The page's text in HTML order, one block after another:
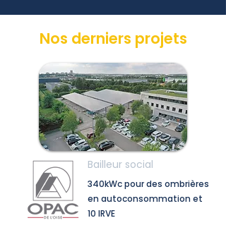
Nos derniers projets
Bailleur social
340kWc pour des ombrières
en autoconsommation et
10 IRVE